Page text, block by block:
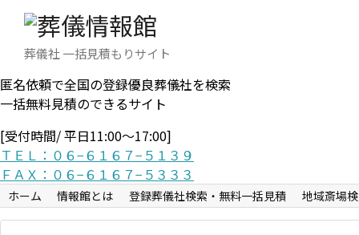
葬儀社 一括見積もりサイト
匿名依頼で全国の登録優良葬儀社を検索
一括無料見積のできるサイト
[受付時間/ 平日11:00〜17:00]
ＴＥＬ：０６−６１６７−５１３９
ＦＡＸ：０６−６１６７−５３３３
ホーム 情報館とは 登録葬儀社検索・無料一括見積 地域斎場